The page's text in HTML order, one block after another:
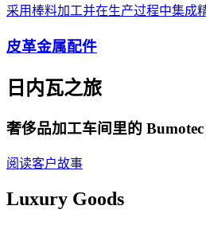
采用棒料加工并在生产过程中集成
皮革金属配件
日内瓦之旅
奢侈品加工车间里的
阅读客户故事
Luxury Goods